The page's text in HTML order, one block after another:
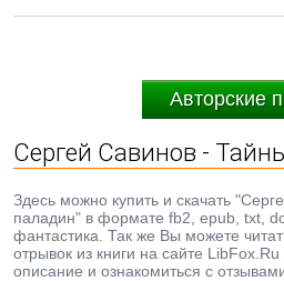
Авторские
Сергей Савинов -
Здесь можно купить и скачать
паладин" в формате fb2, epub, txt,
фантастика. Так же Вы можете
отрывок из книги на сайте
описание и ознакомиться с